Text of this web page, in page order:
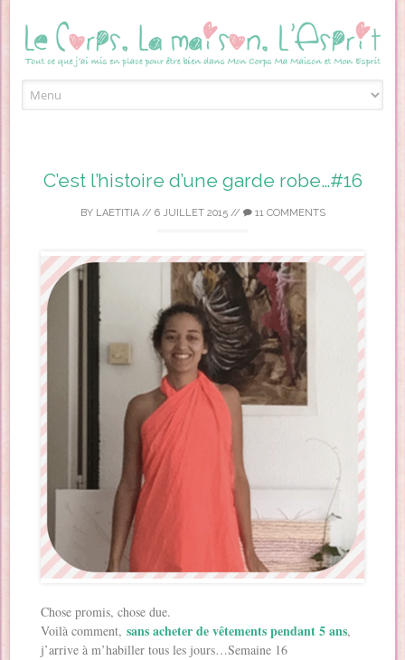
C’est l’histoire d’une garde robe…#16
BY LAETITIA// 6 JUILLET 2015// 11 COMMENTS
Chose promis, chose due.
Voilà comment,sans acheter de vêtements pendant 5 ans,
j’arrive à m’habiller tous les jours…Semaine 16